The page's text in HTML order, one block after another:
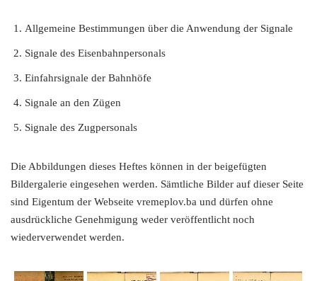
Allgemeine Bestimmungen über die Anwendung der Signale
Signale des Eisenbahnpersonals
Einfahrsignale der Bahnhöfe
Signale an den Zügen
Signale des Zugpersonals
Die Abbildungen dieses Heftes können in der beigefügten
Bildergalerie eingesehen werden. Sämtliche Bilder auf dieser Seite
sind Eigentum der Webseite vremeplov.ba und dürfen ohne
ausdrückliche Genehmigung weder veröffentlicht noch
wiederverwendet werden.